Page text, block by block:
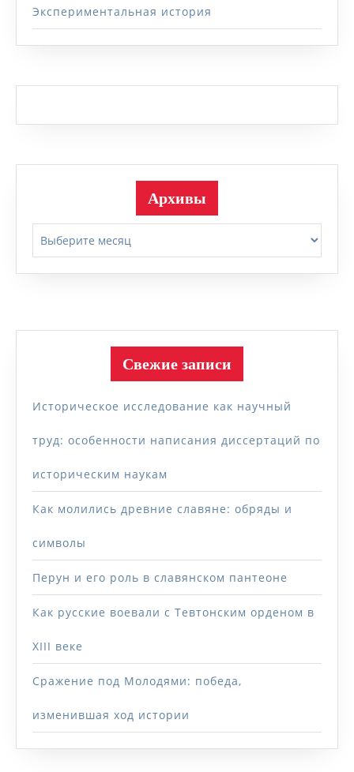
Экспериментальная история
Архивы
Свежие записи
Историческое исследование как научный
труд: особенности написания диссертаций по
историческим наукам
Как молились древние славяне: обряды и
символы
Перун и его роль в славянском пантеоне
Как русские воевали с Тевтонским орденом в
XIII веке
Сражение под Молодями: победа,
изменившая ход истории